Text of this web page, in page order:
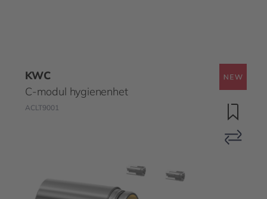
KWC
C-modul hygienenhet
ACLT9001